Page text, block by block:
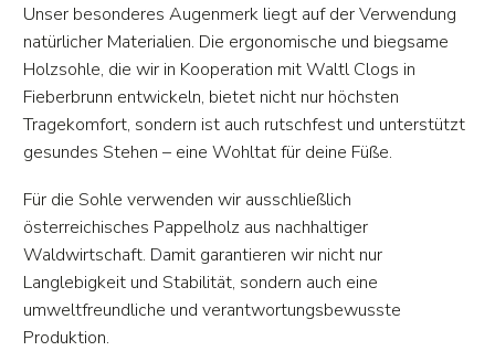
Unser besonderes Augenmerk liegt auf der Verwendung
natürlicher Materialien. Die ergonomische und biegsame
Holzsohle, die wir in Kooperation mit Waltl Clogs in
Fieberbrunn entwickeln, bietet nicht nur höchsten
Tragekomfort, sondern ist auch rutschfest und unterstützt
gesundes Stehen – eine Wohltat für deine Füße.
Für die Sohle verwenden wir ausschließlich
österreichisches Pappelholz aus nachhaltiger
Waldwirtschaft. Damit garantieren wir nicht nur
Langlebigkeit und Stabilität, sondern auch eine
umweltfreundliche und verantwortungsbewusste
Produktion.